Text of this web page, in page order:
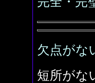
欠点がな
短所がな